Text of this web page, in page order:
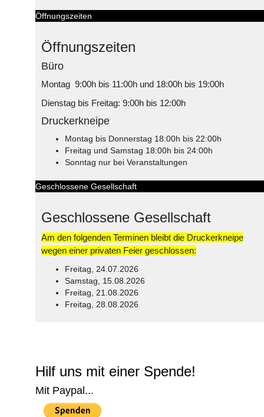
Öffnungszeiten
Öffnungszeiten
Büro
Montag 9:00h bis 11:00h und 18:00h bis 19:00h
Dienstag bis Freitag: 9:00h bis 12:00h
Druckerkneipe
Montag bis Donnerstag 18:00h bis 22:00h
Freitag und Samstag 18:00h bis 24:00h
Sonntag nur bei Veranstaltungen
Geschlossene Gesellschaft
Geschlossene Gesellschaft
Am den folgenden Terminen bleibt die Druckerkneipe
wegen einer privaten Feier geschlossen:
Freitag, 24.07.2026
Samstag, 15.08.2026
Freitag, 21.08.2026
Freitag, 28.08.2026
Hilf uns mit einer Spende!
Mit Paypal...